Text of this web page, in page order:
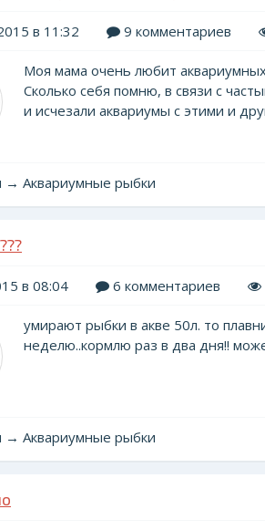
в 11:32 9 комментариев
Моя мама очень любит
Сколько себя помню, в связи с
и исчезали аквариумы с этими и
→ Аквариумные рыбки
в 08:04 6 комментариев
умирают рыбки в акве 50л. то
неделю..кормлю раз в два дня!!
→ Аквариумные рыбки